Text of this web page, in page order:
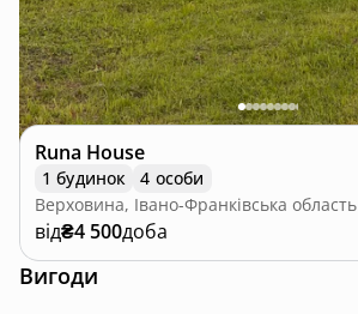
Runa House
1 будинок
4 особи
Верховина, Івано-Франківська область
від₴4 500доба
Вигоди